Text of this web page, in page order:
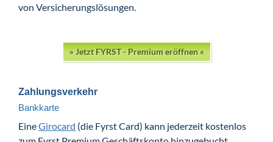
von Versicherungslösungen.
» Jetzt FYRST - Premium eröffnen «
Zahlungsverkehr
Bankkarte
EineGirocard (die Fyrst Card) kann jederzeit kostenlos